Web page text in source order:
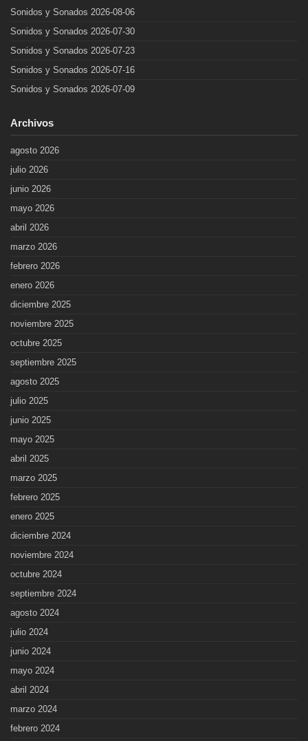
Sonidos y Sonados 2026-08-06
Sonidos y Sonados 2026-07-30
Sonidos y Sonados 2026-07-23
Sonidos y Sonados 2026-07-16
Sonidos y Sonados 2026-07-09
Archivos
agosto 2026
julio 2026
junio 2026
mayo 2026
abril 2026
marzo 2026
febrero 2026
enero 2026
diciembre 2025
noviembre 2025
octubre 2025
septiembre 2025
agosto 2025
julio 2025
junio 2025
mayo 2025
abril 2025
marzo 2025
febrero 2025
enero 2025
diciembre 2024
noviembre 2024
octubre 2024
septiembre 2024
agosto 2024
julio 2024
junio 2024
mayo 2024
abril 2024
marzo 2024
febrero 2024